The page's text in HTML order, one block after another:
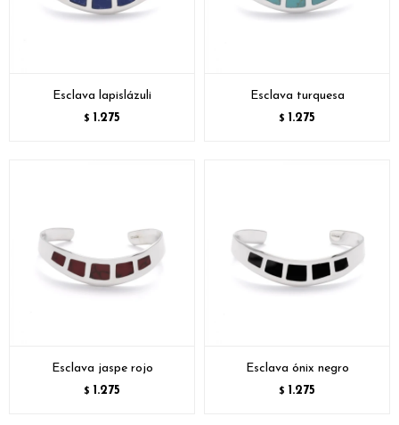
Esclava lapislázuli
$ 1.275
Esclava turquesa
$ 1.275
Esclava jaspe rojo
$ 1.275
Esclava ónix negro
$ 1.275